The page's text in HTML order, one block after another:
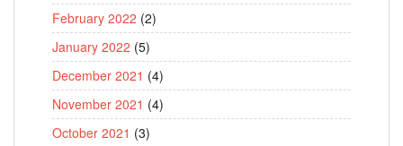
February 2022 (2)
January 2022 (5)
December 2021 (4)
November 2021 (4)
October 2021 (3)